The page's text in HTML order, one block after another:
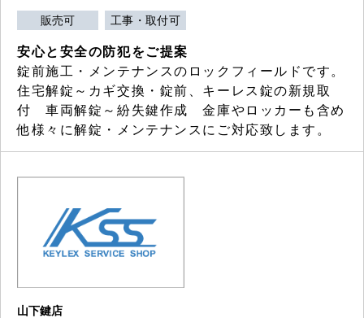
販売可 工事・取付可
安心と安全の防犯をご提案
錠前施工・メンテナンスのロックフィールドです。
住宅解錠～カギ交換・錠前、キーレス錠の新規取
付 車両解錠～紛失鍵作成 金庫やロッカーも含め
他様々に解錠・メンテナンスにご対応致します。
山下鍵店